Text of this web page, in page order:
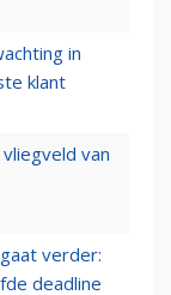
in
klant
van
verder:
deadline